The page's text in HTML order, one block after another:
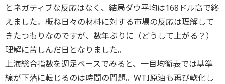
とネガティブな反応はなく、結局ダウ平均は168ドル高で終
えました。概ね日々の材料に対する市場の反応は理解して
きたつもりなのですが、数年ぶりに（どうして上がる？）
理解に苦しんだ日となりました。
上海総合指数を週足ベースでみると、一目均衡表では基準
線が下落に転じるのは時間の問題。WTI原油も再び軟化し